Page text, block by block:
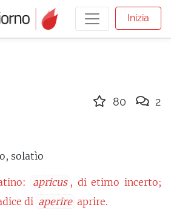
Inizia
solatìo
apricus , di etimo incerto;
di aperire aprire.
80 2